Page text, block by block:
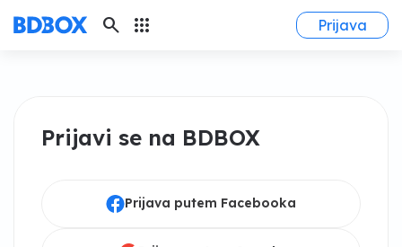
search apps Prijava
Prijavi se na BDBOX
Prijava putem Facebooka